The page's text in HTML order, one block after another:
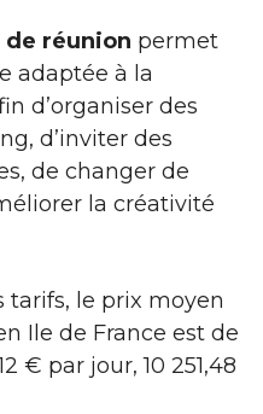
de réunion permet
adaptée à la
d’organiser des
d’inviter des
de changer de
la créativité
tarifs, le prix moyen
Ile de France est de
€ par jour, 10 251,48